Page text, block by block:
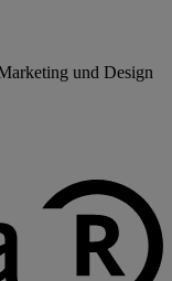
und Design